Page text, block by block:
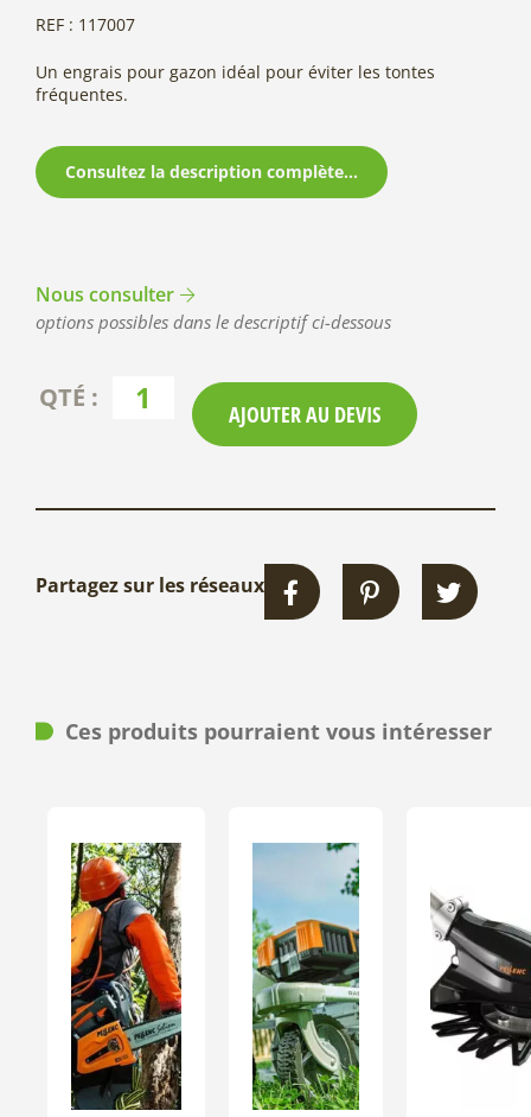
REF : 117007
Un engrais pour gazon idéal pour éviter les tontes
fréquentes.
Consultez la description complète...
Nous consulter
options possibles dans le descriptif ci-dessous
AJOUTER AU DEVIS
Partagez sur les réseaux
Ces produits pourraient vous intéresser